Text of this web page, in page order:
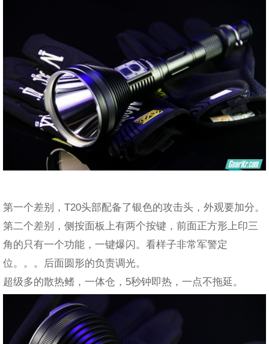
第一个差别，T20头部配备了银色的攻击头，外观要加分。
第二个差别，侧按面板上有两个按键，前面正方形上印三
角的只有一个功能，一键爆闪。看样子非常军警定
位。。。后面圆形的负责调光。
超级多的散热鳍，一体仓，5秒钟即热，一点不拖延。